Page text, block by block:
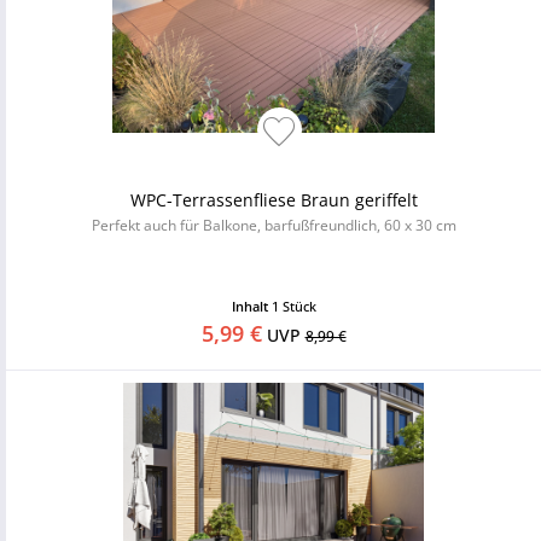
WPC-Terrassenfliese Braun geriffelt
Perfekt auch für Balkone, barfußfreundlich, 60 x 30 cm
Inhalt 1 Stück
5,99 €UVP8,99 €